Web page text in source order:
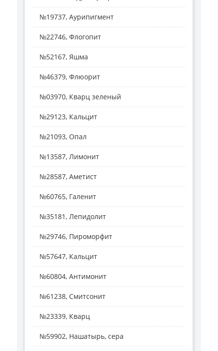
№19737, Аурипигмент
№22746, Флогопит
№52167, Яшма
№46379, Флюорит
№03970, Кварц зеленый
№29123, Кальцит
№21093, Опал
№13587, Лимонит
№28587, Аметист
№60765, Галенит
№35181, Лепидолит
№29746, Пироморфит
№57647, Кальцит
№60804, Антимонит
№61238, Смитсонит
№23339, Кварц
№59902, Нашатырь, сера